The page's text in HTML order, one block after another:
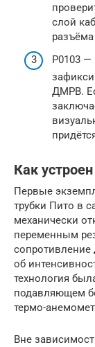
слой
Р0103 —
ДМРВ.
Как
Первые
трубки Пито в
механически
переменным
об
технология
подавляющем
термо-
Вне